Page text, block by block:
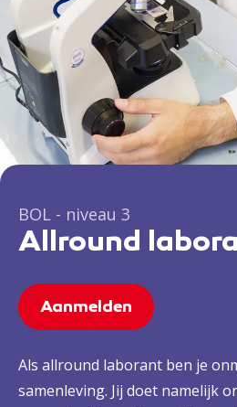
BOL - niveau 3
Allround
Aanmelden
Als allround laborant ben je
samenleving. Jij doet namelijk